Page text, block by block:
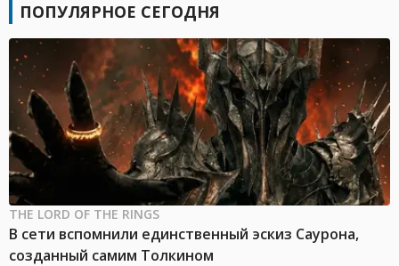
ПОПУЛЯРНОЕ СЕГОДНЯ
THE LORD OF THE RINGS
В сети вспомнили единственный эскиз Саурона,
созданный самим Толкином